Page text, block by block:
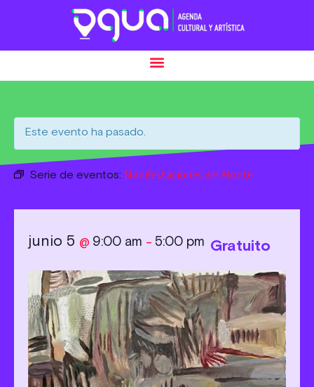
Este evento ha pasado.
Serie de eventos: Manifestaciones del Monte
junio 5 @ 9:00 am – 5:00 pm Gratuito